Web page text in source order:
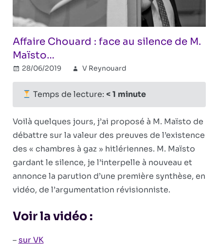
Affaire Chouard : face au silence de M.
Maïsto…
28/06/2019 V Reynouard
révisionniste
fermés
face
au
silence
de
M.
Maïsto…
Temps de lecture: < 1 minute
Voilà quelques jours, j’ai proposé à M. Maïsto de
débattre sur la valeur des preuves de l’existence
des « chambres à gaz » hitlériennes. M. Maïsto
gardant le silence, je l’interpelle à nouveau et
annonce la parution d’une première synthèse, en
vidéo, de l’argumentation révisionniste.
Voir la vidéo :
–sur VK